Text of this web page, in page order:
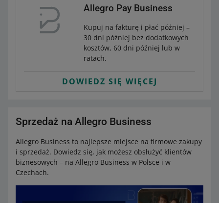
Allegro Pay Business
Kupuj na fakturę i płać później –
30 dni później bez dodatkowych
kosztów, 60 dni później lub w
ratach.
DOWIEDZ SIĘ WIĘCEJ
Sprzedaż na Allegro Business
Allegro Business to najlepsze miejsce na firmowe zakupy
i sprzedaż. Dowiedz się, jak możesz obsłużyć klientów
biznesowych – na Allegro Business w Polsce i w
Czechach.